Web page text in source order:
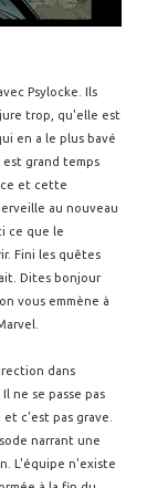
Psylocke. Ils
trop, qu'elle est
en a le plus bavé
est grand temps
et cette
au nouveau
ce que le
Fini les quêtes
Dites bonjour
vous emmène à
dans
ne se passe pas
c'est pas grave.
narrant une
L'équipe n'existe